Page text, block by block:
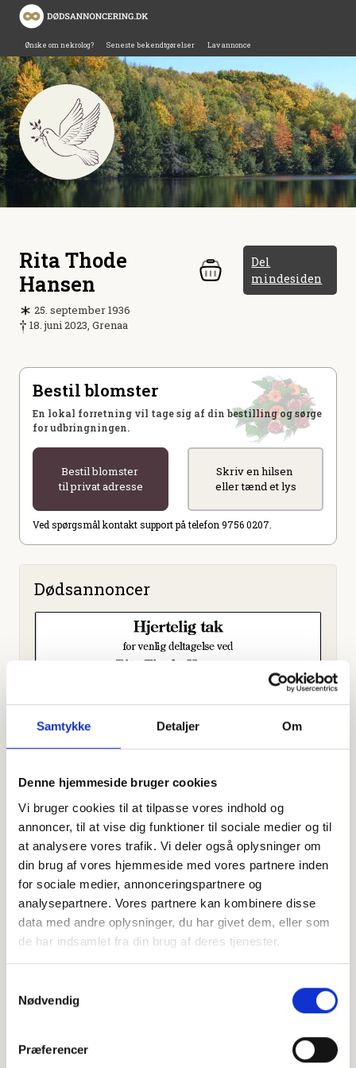
Samtykke Detaljer Om
Denne hjemmeside bruger cookies
Vi bruger cookies til at tilpasse vores indhold og
annoncer, til at vise dig funktioner til sociale medier og til
at analysere vores trafik. Vi deler også oplysninger om
din brug af vores hjemmeside med vores partnere inden
for sociale medier, annonceringspartnere og
analysepartnere. Vores partnere kan kombinere disse
data med andre oplysninger, du har givet dem, eller som
de har indsamlet fra din brug af deres tjenester.
Nødvendig
Præferencer
Ønske om nekrolog? Seneste bekendtgørelser Lav annonce
Rita Thode
Hansen
Del
mindesiden
25. september 1936
18. juni 2023, Grenaa
Bestil blomster
En lokal forretning vil tage sig af din bestilling og sørge
for udbringningen.
Bestil blomster
til privat adresse
Skriv en hilsen
eller tænd et lys
Ved spørgsmål kontakt support på telefon 9756 0207.
Dødsannoncer
Offentligtgjort i Din Avis Norddjurs
og Grenaabladet) d. 28. juni 2023
Højtideligheden
Onsdag d. 21. juni 2023 kl. 13.00
Enslev Kirke
Kirkevej 3, 8500 Grenaa
contributors